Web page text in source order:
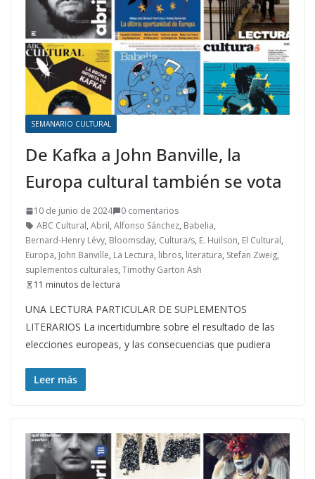
SEMANARIO CULTURAL
De Kafka a John Banville, la
Europa cultural también se vota
10 de junio de 2024
0 comentarios
ABC Cultural, Abril, Alfonso Sánchez, Babelia,
Bernard-Henry Lévy, Bloomsday, Cultura/s, E. Huilson, El Cultural,
Europa, John Banville, La Lectura, libros, literatura, Stefan Zweig,
suplementos culturales, Timothy Garton Ash
11 minutos de lectura
UNA LECTURA PARTICULAR DE SUPLEMENTOS
LITERARIOS La incertidumbre sobre el resultado de las
elecciones europeas, y las consecuencias que pudiera
Leer más